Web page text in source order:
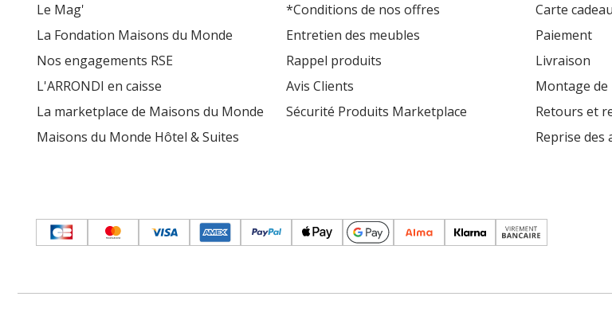
Le Mag'
La Fondation Maisons du Monde
Nos engagements RSE
L'ARRONDI en caisse
La marketplace de Maisons du Monde
Maisons du Monde Hôtel & Suites
*Conditions de nos offres
Entretien des meubles
Rappel produits
Avis Clients
Sécurité Produits Marketplace
Carte cadeau
Paiement
Livraison
Montage de
Retours et
Reprise des